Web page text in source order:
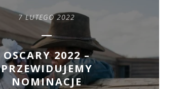
7 LUTEGO 2022
OSCARY 2022 –
PRZEWIDUJEMY
NOMINACJE